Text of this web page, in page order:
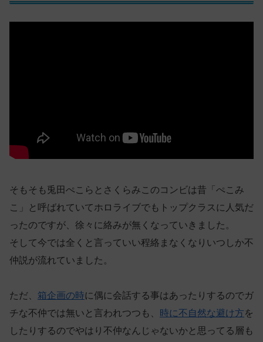
そもそも兎田ぺこらとさくらみこのコンビは昔「ぺこみ
こ」と呼ばれていてホロライブでもトップクラスに人気だ
ったのですが、徐々に絡みが無くなっていきました。
そして今では全くと言っていい程絡まなくなりいつしか不
仲説が流れていました。
ただ、 箱企画の時に偶に会話する事はあったりするのでガ
チな不仲では無いと言われつつも、
時に不自然な避け方を
したりするのでやはり不仲なんじゃないかと思ってる層も